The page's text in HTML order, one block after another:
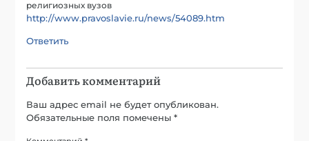
религиозных вузов
http://www.pravoslavie.ru/news/54089.htm
Ответить
Добавить комментарий
Ваш адрес email не будет опубликован.
Обязательные поля помечены*